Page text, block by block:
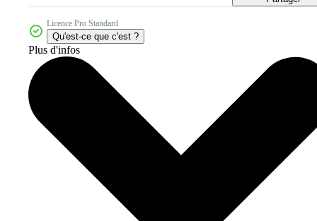
Licence Pro Standard
Qu'est-ce que c'est ?
Plus d'infos